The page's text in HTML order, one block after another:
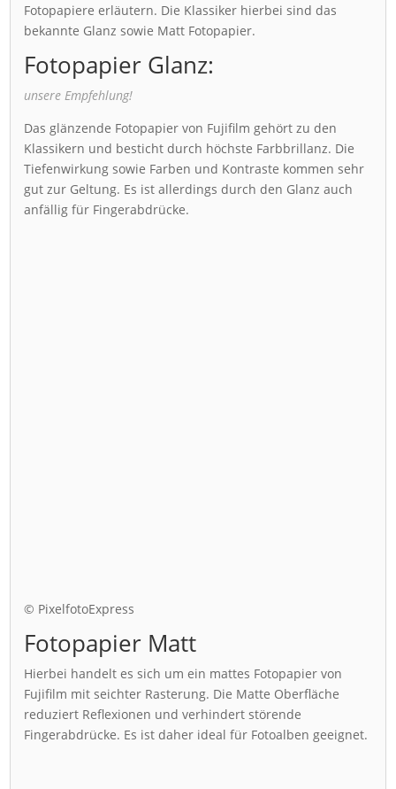
Fotopapiere erläutern. Die Klassiker hierbei sind das
bekannte Glanz sowie Matt Fotopapier.
Fotopapier Glanz:
unsere Empfehlung!
Das glänzende Fotopapier von Fujifilm gehört zu den
Klassikern und besticht durch höchste Farbbrillanz. Die
Tiefenwirkung sowie Farben und Kontraste kommen sehr
gut zur Geltung. Es ist allerdings durch den Glanz auch
anfällig für Fingerabdrücke.
© PixelfotoExpress
Fotopapier Matt
Hierbei handelt es sich um ein mattes Fotopapier von
Fujifilm mit seichter Rasterung. Die Matte Oberfläche
reduziert Reflexionen und verhindert störende
Fingerabdrücke. Es ist daher ideal für Fotoalben geeignet.